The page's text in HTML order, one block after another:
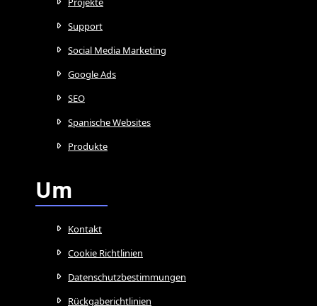
Support
Social Media Marketing
Google Ads
SEO
Spanische Websites
Produkte
Um
Kontakt
Cookie Richtlinien
Datenschutzbestimmungen
Rückgaberichtlinien